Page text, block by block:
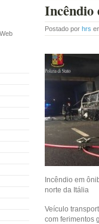
Incêndio
Postado por hrs
Incêndio em
norte da Itália
Veículo
com ferimentos